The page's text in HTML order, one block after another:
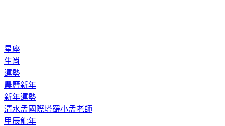
星座
生肖
運勢
農曆新年
新年運勢
清水孟國際塔羅小孟老師
甲辰龍年